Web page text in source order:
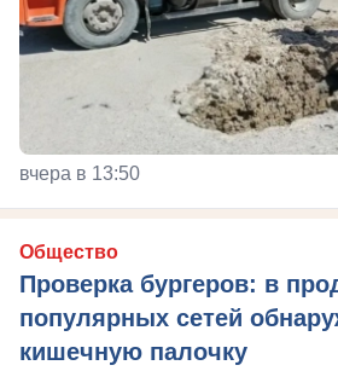
вчера в 13:50
Общество
Проверка бургеров: в
популярных сетей
кишечную палочку